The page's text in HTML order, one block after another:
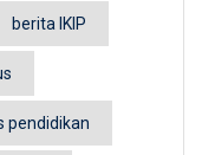
berita IKIP
pendidikan